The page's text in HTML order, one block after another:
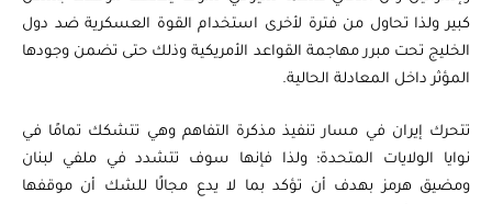
كبير ولذا تحاول من فترة لأخرى استخدام القوة العسكرية ضد دول
الخليج تحت مبرر مهاجمة القواعد الأمريكية وذلك حتى تضمن وجودها
المؤثر داخل المعادلة الحالية.
تتحرك إيران في مسار تنفيذ مذكرة التفاهم وهي تتشكك تمامًا في
نوايا الولايات المتحدة؛ ولذا فإنها سوف تتشدد في ملفي لبنان
ومضيق هرمز بهدف أن تؤكد بما لا يدع مجالًا للشك أن موقفها